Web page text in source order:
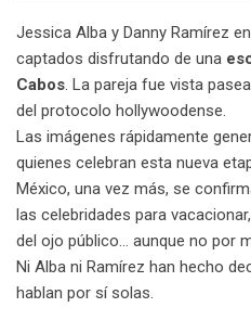
Jessica Alba y Danny Ramírez
captados disfrutando de una
Cabos. La pareja fue vista
del protocolo hollywoodense.
Las imágenes rápidamente
quienes celebran esta nueva
México, una vez más, se
las celebridades para
del ojo público… aunque no por
Ni Alba ni Ramírez han hecho
hablan por sí solas.